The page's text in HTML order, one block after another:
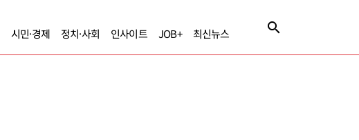
시민·경제 정치·사회 인사이트 JOB+ 최신뉴스